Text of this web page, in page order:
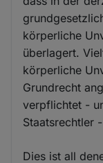
körperliche
überlagert.
körperliche
Grundrecht
verpflichtet -
Staatsrechtler
Dies ist all